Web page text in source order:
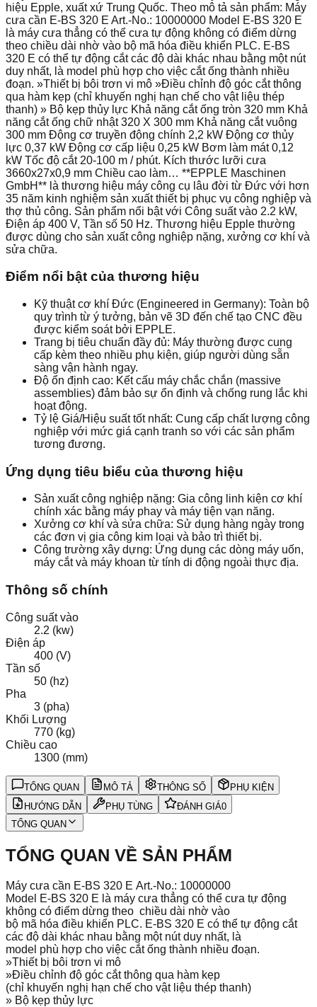
hiệu Epple, xuất xứ Trung Quốc. Theo mô tả sản phẩm: Máy
cưa cần E-BS 320 E Art.-No.: 10000000 Model E-BS 320 E
là máy cưa thẳng có thể cưa tự động không có điểm dừng
theo chiều dài nhờ vào bộ mã hóa điều khiển PLC. E-BS
320 E có thể tự động cắt các độ dài khác nhau bằng một nút
duy nhất, là model phù hợp cho việc cắt ống thành nhiều
đoạn. »Thiết bị bôi trơn vi mô »Điều chỉnh độ góc cắt thông
qua hàm kẹp (chỉ khuyến nghị hạn chế cho vật liệu thép
thanh) » Bộ kẹp thủy lực Khả năng cắt ống tròn 320 mm Khả
năng cắt ống chữ nhật 320 X 300 mm Khả năng cắt vuông
300 mm Động cơ truyền động chính 2,2 kW Động cơ thủy
lực 0,37 kW Động cơ cấp liệu 0,25 kW Bơm làm mát 0,12
kW Tốc độ cắt 20-100 m / phút. Kích thước lưỡi cưa
3660x27x0,9 mm Chiều cao làm… **EPPLE Maschinen
GmbH** là thương hiệu máy công cụ lâu đời từ Đức với hơn
35 năm kinh nghiệm sản xuất thiết bị phục vụ công nghiệp và
thợ thủ công. Sản phẩm nổi bật với Công suất vào 2.2 kW,
Điện áp 400 V, Tần số 50 Hz. Thương hiệu Epple thường
được dùng cho sản xuất công nghiệp nặng, xưởng cơ khí và
sửa chữa.
Điểm nổi bật của thương hiệu
Kỹ thuật cơ khí Đức (Engineered in Germany): Toàn bộ
quy trình từ ý tưởng, bản vẽ 3D đến chế tạo CNC đều
được kiểm soát bởi EPPLE.
Trang bị tiêu chuẩn đầy đủ: Máy thường được cung
cấp kèm theo nhiều phụ kiện, giúp người dùng sẵn
sàng vận hành ngay.
Độ ổn định cao: Kết cấu máy chắc chắn (massive
assemblies) đảm bảo sự ổn định và chống rung lắc khi
hoạt động.
Tỷ lệ Giá/Hiệu suất tốt nhất: Cung cấp chất lượng công
nghiệp với mức giá cạnh tranh so với các sản phẩm
tương đương.
Ứng dụng tiêu biểu của thương hiệu
Sản xuất công nghiệp nặng: Gia công linh kiện cơ khí
chính xác bằng máy phay và máy tiện vạn năng.
Xưởng cơ khí và sửa chữa: Sử dụng hàng ngày trong
các đơn vị gia công kim loại và bảo trì thiết bị.
Công trường xây dựng: Ứng dụng các dòng máy uốn,
máy cắt và máy khoan từ tính di động ngoài thực địa.
Thông số chính
Công suất vào
2.2 (kw)
Điện áp
400 (V)
Tần số
50 (hz)
Pha
3 (pha)
Khối Lượng
770 (kg)
Chiều cao
1300 (mm)
TỔNG QUAN MÔ TẢ THÔNG SỐ
PHỤ KIỆN
HƯỚNG DẪN
PHỤ TÙNG ĐÁNH GIÁ0
TỔNG QUAN
TỔNG QUAN VỀ SẢN PHẨM
Máy cưa cần E-BS 320 E Art.-No.: 10000000
Model E-BS 320 E là máy cưa thẳng có thể cưa tự động
không có điểm dừng theo chiều dài nhờ vào
bộ mã hóa điều khiển PLC. E-BS 320 E có thể tự động cắt
các độ dài khác nhau bằng một nút duy nhất, là
model phù hợp cho việc cắt ống thành nhiều đoạn.
»Thiết bị bôi trơn vi mô
»Điều chỉnh độ góc cắt thông qua hàm kẹp
(chỉ khuyến nghị hạn chế cho vật liệu thép thanh)
» Bộ kẹp thủy lực